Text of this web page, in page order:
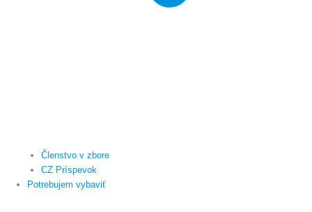
Členstvo v zbore
CZ Príspevok
Potrebujem vybaviť